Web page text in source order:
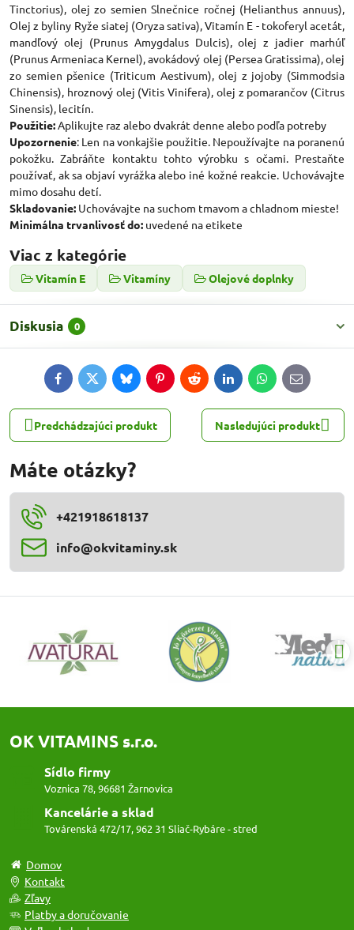
Tinctorius), olej zo semien Slnečnice ročnej (Helianthus annuus),
Olej z byliny Ryže siatej (Oryza sativa), Vitamín E - tokoferyl acetát,
mandľový olej (Prunus Amygdalus Dulcis), olej z jadier marhúľ
(Prunus Armeniaca Kernel), avokádový olej (Persea Gratissima), olej
zo semien pšenice (Triticum Aestivum), olej z jojoby (Simmodsia
Chinensis), hroznový olej (Vitis Vinifera), olej z pomarančov (Citrus
Sinensis), lecitín.
Použitie:Aplikujte raz alebo dvakrát denne alebo podľa potreby
Upozornenie: Len na vonkajšie použitie. Nepoužívajte na poranenú
pokožku. Zabráňte kontaktu tohto výrobku s očami. Prestaňte
používať, ak sa objaví vyrážka alebo iné kožné reakcie. Uchovávajte
mimo dosahu detí.
Skladovanie: Uchovávajte na suchom tmavom a chladnom mieste!
Minimálna trvanlivosť do: uvedené na etikete
Viac z kategórie
Vitamín E Vitamíny Olejové doplnky
Diskusia 0
FacebookTwitterBlueskyPinterestRedditLinkedInWhatsApp
E-
mail
Predchádzajúci produkt Nasledujúci produkt
Máte otázky?
+421918618137
info​@okvitaminy​.sk
OK VITAMINS s.r.o.
Sídlo firmy
Voznica 78, 96681 Žarnovica
Kancelárie a sklad
Továrenská 472/17, 962 31 Sliač-Rybáre - stred
Domov
Kontakt
Zľavy
Platby a doručovanie